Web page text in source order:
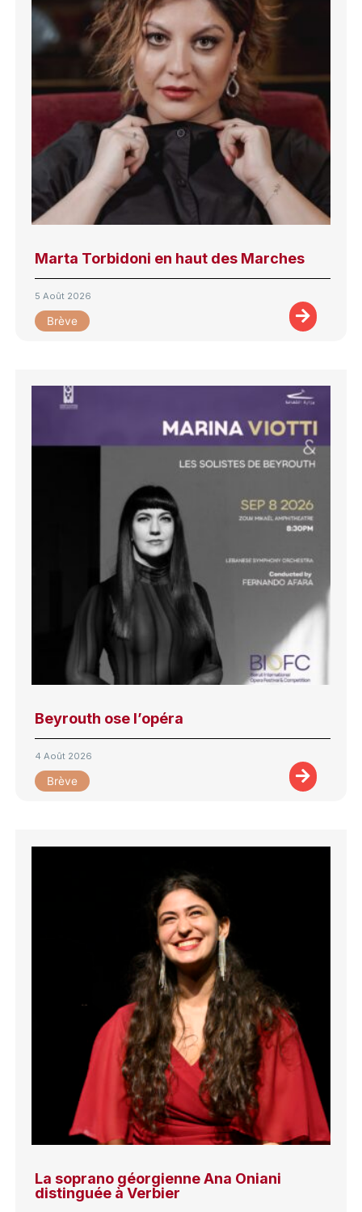
Marta Torbidoni en haut des Marches
5 Août 2026
Brève
Beyrouth ose l’opéra
4 Août 2026
Brève
La soprano géorgienne Ana Oniani
distinguée à Verbier